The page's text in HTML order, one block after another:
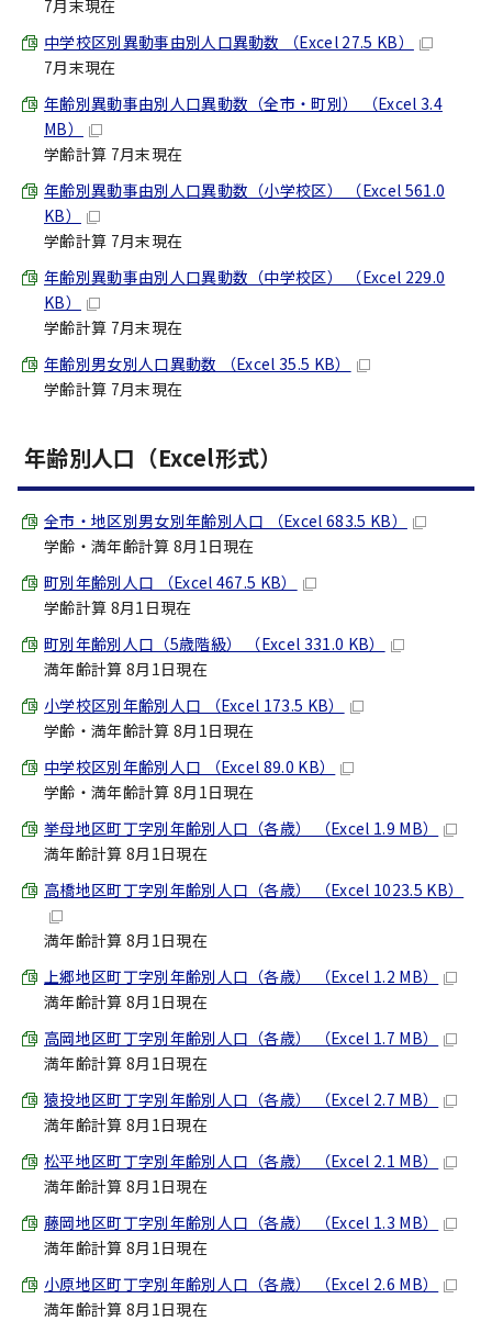
7月末現在
中学校区別異動事由別人口異動数 （Excel 27.5 KB）
7月末現在
年齢別異動事由別人口異動数（全市・町別） （Excel 3.4
MB）
学齢計算 7月末現在
年齢別異動事由別人口異動数（小学校区） （Excel 561.0
KB）
学齢計算 7月末現在
年齢別異動事由別人口異動数（中学校区） （Excel 229.0
KB）
学齢計算 7月末現在
年齢別男女別人口異動数 （Excel 35.5 KB）
学齢計算 7月末現在
年齢別人口（Excel形式）
全市・地区別男女別年齢別人口 （Excel 683.5 KB）
学齢・満年齢計算 8月1日現在
町別年齢別人口 （Excel 467.5 KB）
学齢計算 8月1日現在
町別年齢別人口（5歳階級） （Excel 331.0 KB）
満年齢計算 8月1日現在
小学校区別年齢別人口 （Excel 173.5 KB）
学齢・満年齢計算 8月1日現在
中学校区別年齢別人口 （Excel 89.0 KB）
学齢・満年齢計算 8月1日現在
挙母地区町丁字別年齢別人口（各歳） （Excel 1.9 MB）
満年齢計算 8月1日現在
高橋地区町丁字別年齢別人口（各歳） （Excel 1023.5 KB）
満年齢計算 8月1日現在
上郷地区町丁字別年齢別人口（各歳） （Excel 1.2 MB）
満年齢計算 8月1日現在
高岡地区町丁字別年齢別人口（各歳） （Excel 1.7 MB）
満年齢計算 8月1日現在
猿投地区町丁字別年齢別人口（各歳） （Excel 2.7 MB）
満年齢計算 8月1日現在
松平地区町丁字別年齢別人口（各歳） （Excel 2.1 MB）
満年齢計算 8月1日現在
藤岡地区町丁字別年齢別人口（各歳） （Excel 1.3 MB）
満年齢計算 8月1日現在
小原地区町丁字別年齢別人口（各歳） （Excel 2.6 MB）
満年齢計算 8月1日現在